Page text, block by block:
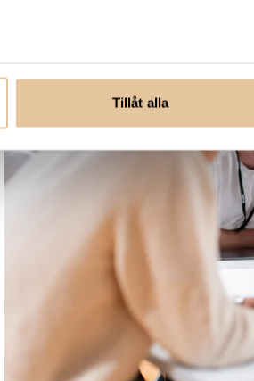
Tillåt alla
där du kommer att trivas,